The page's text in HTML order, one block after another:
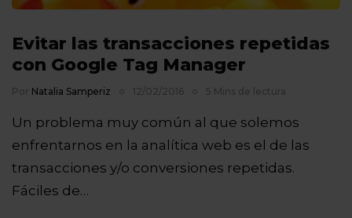
Evitar las transacciones repetidas
con Google Tag Manager
Por Natalia Samperiz 12/02/2016 5 Mins de lectura
Un problema muy común al que solemos
enfrentarnos en la analítica web es el de las
transacciones y/o conversiones repetidas.
Fáciles de…